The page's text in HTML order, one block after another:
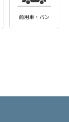
商用車・バン